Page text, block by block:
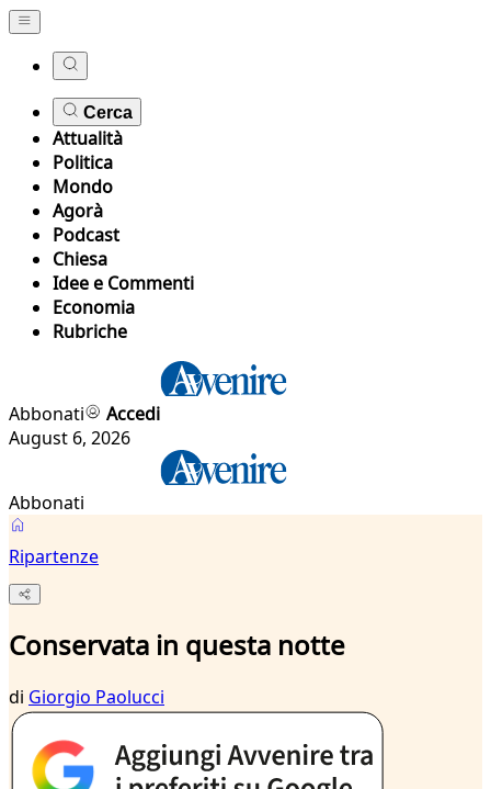
Cerca
Attualità
Politica
Mondo
Agorà
Podcast
Chiesa
Idee e Commenti
Economia
Rubriche
Abbonati
Accedi
August 6, 2026
Abbonati
Ripartenze
Conservata in questa notte
di Giorgio Paolucci